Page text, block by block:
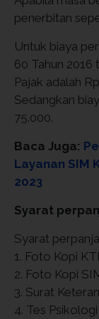
penerbitan
Untuk biaya
60 Tahun 2016
Pajak adalah
Sedangkan
75.000.
Baca Juga:
Layanan SIM
2023
Syarat
Syarat
1. Foto Kopi
2. Foto Kopi
3. Surat
4. Tes